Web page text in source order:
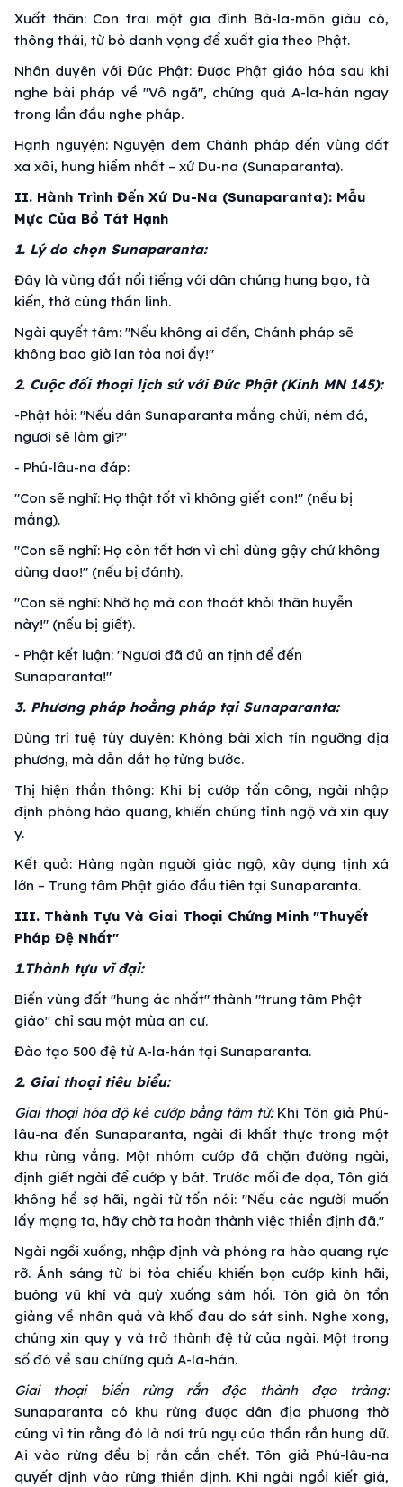
Xuất thân: Con trai một gia đình Bà-la-môn giàu có,
thông thái, từ bỏ danh vọng để xuất gia theo Phật.
Nhân duyên với Đức Phật: Được Phật giáo hóa sau khi
nghe bài pháp về "Vô ngã", chứng quả A-la-hán ngay
trong lần đầu nghe pháp.
Hạnh nguyện: Nguyện đem Chánh pháp đến vùng đất
xa xôi, hung hiểm nhất – xứ Du-na (Sunaparanta).
II. Hành Trình Đến Xứ Du-Na (Sunaparanta): Mẫu
Mực Của Bồ Tát Hạnh
1. Lý do chọn Sunaparanta:
Đây là vùng đất nổi tiếng với dân chúng hung bạo, tà
kiến, thờ cúng thần linh.
Ngài quyết tâm: "Nếu không ai đến, Chánh pháp sẽ
không bao giờ lan tỏa nơi ấy!"
2. Cuộc đối thoại lịch sử với Đức Phật (Kinh MN 145):
-Phật hỏi: "Nếu dân Sunaparanta mắng chửi, ném đá,
ngươi sẽ làm gì?"
- Phú-lâu-na đáp:
"Con sẽ nghĩ: Họ thật tốt vì không giết con!" (nếu bị
mắng).
"Con sẽ nghĩ: Họ còn tốt hơn vì chỉ dùng gậy chứ không
dùng dao!" (nếu bị đánh).
"Con sẽ nghĩ: Nhờ họ mà con thoát khỏi thân huyễn
này!" (nếu bị giết).
- Phật kết luận: "Ngươi đã đủ an tịnh để đến
Sunaparanta!"
3. Phương pháp hoằng pháp tại Sunaparanta:
Dùng trí tuệ tùy duyên: Không bài xích tín ngưỡng địa
phương, mà dẫn dắt họ từng bước.
Thị hiện thần thông: Khi bị cướp tấn công, ngài nhập
định phóng hào quang, khiến chúng tỉnh ngộ và xin quy
y.
Kết quả: Hàng ngàn người giác ngộ, xây dựng tịnh xá
lớn – Trung tâm Phật giáo đầu tiên tại Sunaparanta.
III. Thành Tựu Và Giai Thoại Chứng Minh "Thuyết
Pháp Đệ Nhất"
1.Thành tựu vĩ đại:
Biến vùng đất "hung ác nhất" thành "trung tâm Phật
giáo" chỉ sau một mùa an cư.
Đào tạo 500 đệ tử A-la-hán tại Sunaparanta.
2. Giai thoại tiêu biểu:
Giai thoại hóa độ kẻ cướp bằng tâm từ:Khi Tôn giả Phú-
lâu-na đến Sunaparanta, ngài đi khất thực trong một
khu rừng vắng. Một nhóm cướp đã chặn đường ngài,
định giết ngài để cướp y bát. Trước mối đe dọa, Tôn giả
không hề sợ hãi, ngài từ tốn nói: "Nếu các người muốn
lấy mạng ta, hãy chờ ta hoàn thành việc thiền định đã."
Ngài ngồi xuống, nhập định và phóng ra hào quang rực
rỡ. Ánh sáng từ bi tỏa chiếu khiến bọn cướp kinh hãi,
buông vũ khí và quỳ xuống sám hối. Tôn giả ôn tồn
giảng về nhân quả và khổ đau do sát sinh. Nghe xong,
chúng xin quy y và trở thành đệ tử của ngài. Một trong
số đó về sau chứng quả A-la-hán.
Giai thoại biến rừng rắn độc thành đạo tràng:
Sunaparanta có khu rừng được dân địa phương thờ
cúng vì tin rằng đó là nơi trú ngụ của thần rắn hung dữ.
Ai vào rừng đều bị rắn cắn chết. Tôn giả Phú-lâu-na
quyết định vào rừng thiền định. Khi ngài ngồi kiết già,